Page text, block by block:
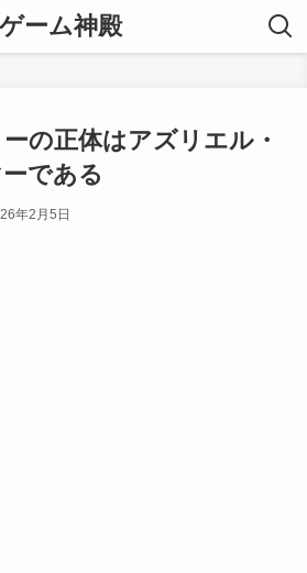
ゲーム神殿
の正体はアズリエル・
ーである
年2月5日